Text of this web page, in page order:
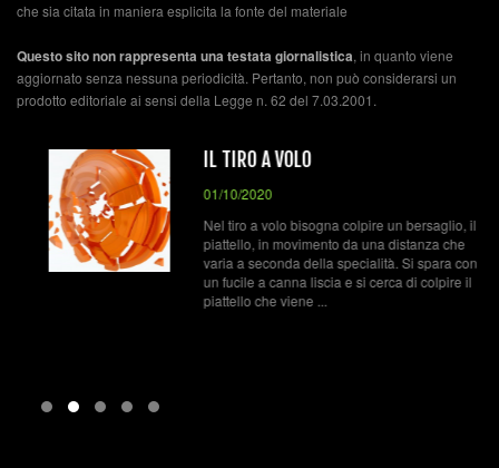
che sia citata in maniera esplicita la fonte del materiale
Questo sito non rappresenta una testata giornalistica, in quanto viene
aggiornato senza nessuna periodicità. Pertanto, non può considerarsi un
prodotto editoriale ai sensi della Legge n. 62 del 7.03.2001.
IL TIRO A VOLO
01/10/2020
Nel tiro a volo bisogna colpire un bersaglio, il
piattello, in movimento da una distanza che
varia a seconda della specialità. Si spara con
un fucile a canna liscia e si cerca di colpire il
piattello che viene ...